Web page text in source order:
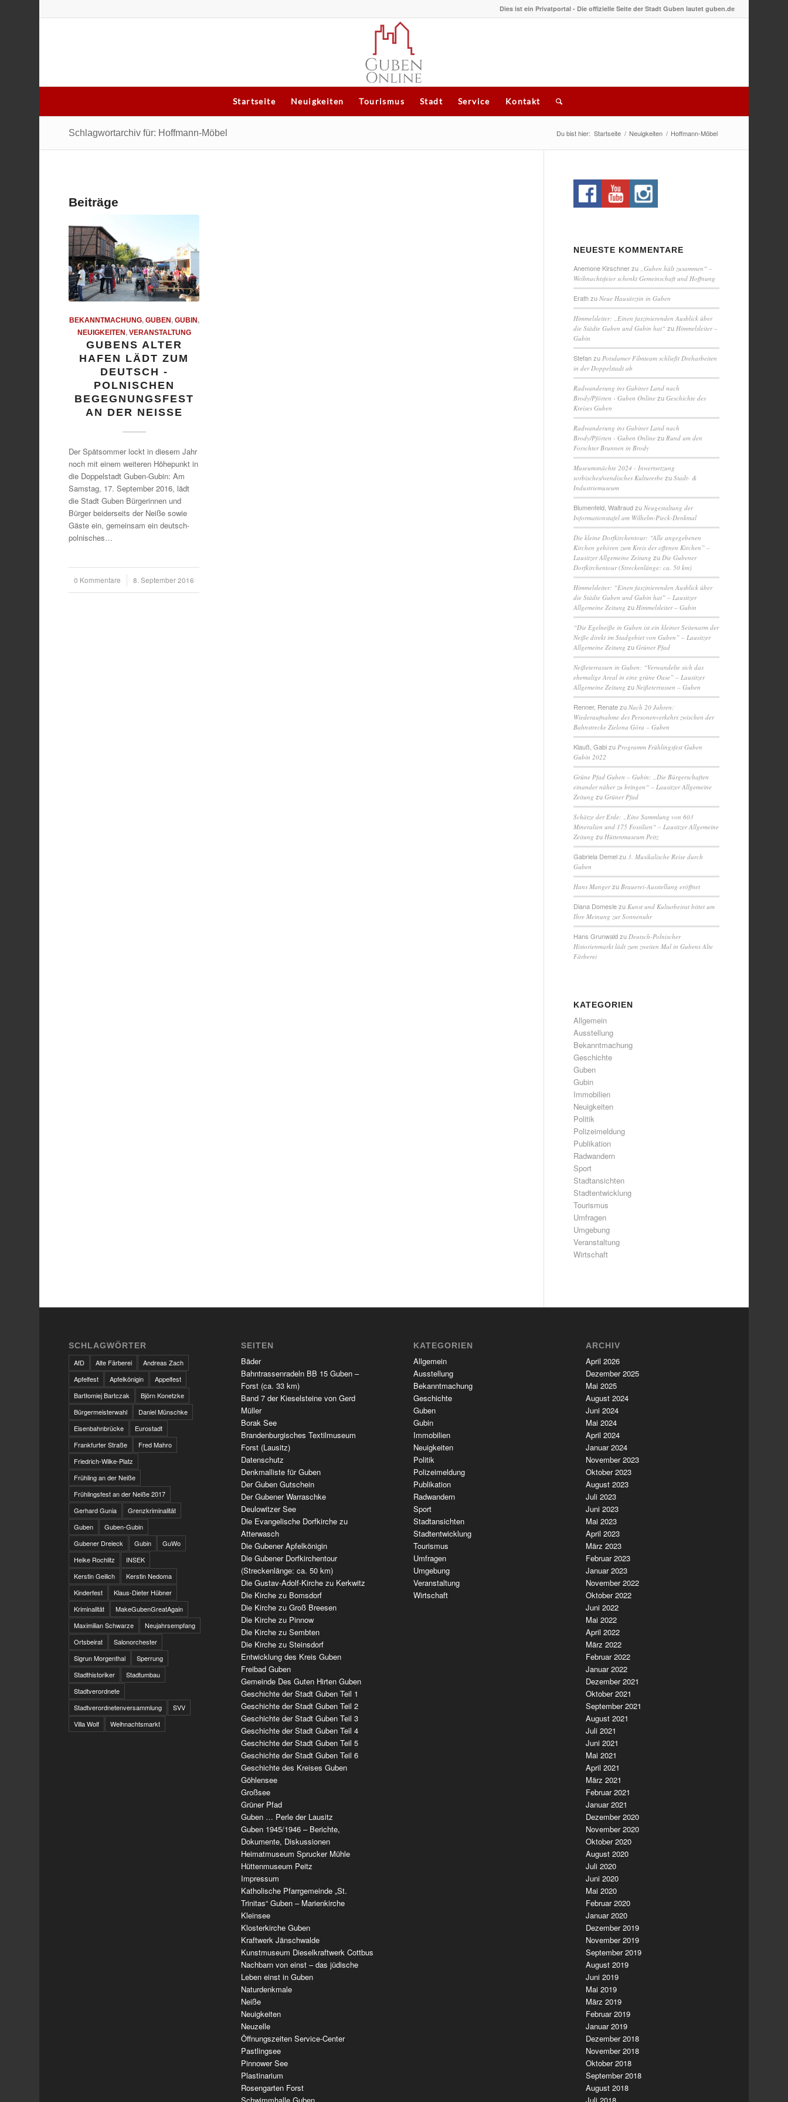
Dies ist ein Privatportal - Die offizielle Seite der Stadt Guben lautet guben.de
Startseite Neuigkeiten Tourismus Stadt Service Kontakt
Schlagwortarchiv für: Hoffmann-Möbel Du bist hier: Startseite / Neuigkeiten / Hoffmann-Möbel
Beiträge
BEKANNTMACHUNG, GUBEN , GUBIN ,
NEUIGKEITEN , VERANSTALTUNG
GUBENS ALTER
HAFEN LÄDT ZUM
DEUTSCH -
POLNISCHEN
BEGEGNUNGSFEST
AN DER NEISSE
Der Spätsommer lockt in diesem Jahr
noch mit einem weiteren Höhepunkt in
die Doppelstadt Guben-Gubin: Am
Samstag, 17. September 2016, lädt
die Stadt Guben Bürgerinnen und
Bürger beiderseits der Neiße sowie
Gäste ein, gemeinsam ein deutsch-
polnisches…
0 Kommentare
/ 8. September 2016
NEUESTE KOMMENTARE
Anemone Kirschnerzu „Guben hält zusammen“ –
Weihnachtsfeier schenkt Gemeinschaft und Hoffnung
ErathzuNeue Hausärztin in Guben
Himmelsleiter: „Einen faszinierenden Ausblick über
die Städte Guben und Gubin hat“ zu Himmelsleiter –
Gubin
Stefanzu Potsdamer Filmteam schließt Dreharbeiten
in der Doppelstadt ab
Radwanderung ins Gubiner Land nach
Brody/Pförten - Guben Online zuGeschichte des
Kreises Guben
Radwanderung ins Gubiner Land nach
Brody/Pförten - Guben Online zu Rund um den
Forschter Brunnen in Brody
Museumsnächte 2024 - Inwertsetzung
sorbisches/wendisches Kulturerbe zuStadt- &
Industriemuseum
Blumenfeld, WaltraudzuNeugestaltung der
Informationstafel am Wilhelm-Pieck-Denkmal
Die kleine Dorfkirchentour: “Alle angegebenen
Kirchen gehören zum Kreis der offenen Kirchen” –
Lausitzer Allgemeine Zeitung zu Die Gubener
Dorfkirchentour (Streckenlänge: ca. 50 km)
Himmelsleiter: “Einen faszinierenden Ausblick über
die Städte Guben und Gubin hat” – Lausitzer
Allgemeine Zeitung zu Himmelsleiter – Gubin
“Die Egelneiße in Guben ist ein kleiner Seitenarm der
Neiße direkt im Stadgebiet von Guben” – Lausitzer
Allgemeine Zeitung zuGrüner Pfad
Neißeterrassen in Guben: “Verwandelte sich das
ehemalige Areal in eine grüne Oase” – Lausitzer
Allgemeine Zeitung zuNeißeterrassen – Guben
Renner, RenatezuNach 20 Jahren:
Wiederaufnahme des Personenverkehrs zwischen der
Bahnstrecke Zielona Góra – Guben
Klauß, Gabizu Programm Frühlingsfest Guben
Gubin 2022
Grüne Pfad Guben – Gubin: „Die Bürgerschaften
einander näher zu bringen“ – Lausitzer Allgemeine
Zeitung zuGrüner Pfad
Schätze der Erde: „Eine Sammlung von 603
Mineralien und 175 Fossilien“ – Lausitzer Allgemeine
Zeitung zu Hüttenmuseum Peitz
Gabriela Demelzu 3. Musikalische Reise durch
Guben
Hans Mangerzu Brauerei-Ausstellung eröffnet
Diana Domeslezu Kunst und Kulturbeirat bittet um
Ihre Meinung zur Sonnenuhr
Hans Grunwaldzu Deutsch-Polnischer
Historienmarkt lädt zum zweiten Mal in Gubens Alte
Färberei
KATEGORIEN
Allgemein
Ausstellung
Bekanntmachung
Geschichte
Guben
Gubin
Immobilien
Neuigkeiten
Politik
Polizeimeldung
Publikation
Radwandern
Sport
Stadtansichten
Stadtentwicklung
Tourismus
Umfragen
Umgebung
Veranstaltung
Wirtschaft
SCHLAGWÖRTER
AfD
Alte Färberei
Andreas Zach
Apfelfest
Apfelkönigin
Appelfest
Bartłomiej Bartczak
Björn Konetzke
Bürgermeisterwahl
Daniel Münschke
Eisenbahnbrücke
Eurostadt
Frankfurter Straße
Fred Mahro
Friedrich-Wilke-Platz
Frühling an der Neiße
Frühlingsfest an der Neiße 2017
Gerhard Gunia
Grenzkriminalität
Guben
Guben-Gubin
Gubener Dreieck
Gubin
GuWo
Heike Rochlitz
INSEK
Kerstin Geilich
Kerstin Nedoma
Kinderfest
Klaus-Dieter Hübner
Kriminalität
MakeGubenGreatAgain
Maximilian Schwarze
Neujahrsempfang
Ortsbeirat
Salonorchester
Sigrun Morgenthal
Sperrung
Stadthistoriker
Stadtumbau
Stadtverordnete
Stadtverordnetenversammlung
SVV
Villa Wolf
Weihnachtsmarkt
SEITEN
Bäder
Bahntrassenradeln BB 15 Guben –
Forst (ca. 33 km)
Band 7 der Kieselsteine von Gerd
Müller
Borak See
Brandenburgisches Textilmuseum
Forst (Lausitz)
Datenschutz
Denkmalliste für Guben
Der Guben Gutschein
Der Gubener Warraschke
Deulowitzer See
Die Evangelische Dorfkirche zu
Atterwasch
Die Gubener Apfelkönigin
Die Gubener Dorfkirchentour
(Streckenlänge: ca. 50 km)
Die Gustav-Adolf-Kirche zu Kerkwitz
Die Kirche zu Bomsdorf
Die Kirche zu Groß Breesen
Die Kirche zu Pinnow
Die Kirche zu Sembten
Die Kirche zu Steinsdorf
Entwicklung des Kreis Guben
Freibad Guben
Gemeinde Des Guten Hirten Guben
Geschichte der Stadt Guben Teil 1
Geschichte der Stadt Guben Teil 2
Geschichte der Stadt Guben Teil 3
Geschichte der Stadt Guben Teil 4
Geschichte der Stadt Guben Teil 5
Geschichte der Stadt Guben Teil 6
Geschichte des Kreises Guben
Göhlensee
Großsee
Grüner Pfad
Guben … Perle der Lausitz
Guben 1945/1946 – Berichte,
Dokumente, Diskussionen
Heimatmuseum Sprucker Mühle
Hüttenmuseum Peitz
Impressum
Katholische Pfarrgemeinde „St.
Trinitas“ Guben – Marienkirche
Kleinsee
Klosterkirche Guben
Kraftwerk Jänschwalde
Kunstmuseum Dieselkraftwerk Cottbus
Nachbarn von einst – das jüdische
Leben einst in Guben
Naturdenkmale
Neiße
Neuigkeiten
Neuzelle
Öffnungszeiten Service-Center
Pastlingsee
Pinnower See
Plastinarium
Rosengarten Forst
KATEGORIEN
Allgemein
Ausstellung
Bekanntmachung
Geschichte
Guben
Gubin
Immobilien
Neuigkeiten
Politik
Polizeimeldung
Publikation
Radwandern
Sport
Stadtansichten
Stadtentwicklung
Tourismus
Umfragen
Umgebung
Veranstaltung
Wirtschaft
ARCHIV
April 2026
Dezember 2025
Mai 2025
August 2024
Juni 2024
Mai 2024
April 2024
Januar 2024
November 2023
Oktober 2023
August 2023
Juli 2023
Juni 2023
Mai 2023
April 2023
März 2023
Februar 2023
Januar 2023
November 2022
Oktober 2022
Juni 2022
Mai 2022
April 2022
März 2022
Februar 2022
Januar 2022
Dezember 2021
Oktober 2021
September 2021
August 2021
Juli 2021
Juni 2021
Mai 2021
April 2021
März 2021
Februar 2021
Januar 2021
Dezember 2020
November 2020
Oktober 2020
August 2020
Juli 2020
Juni 2020
Mai 2020
Februar 2020
Januar 2020
Dezember 2019
November 2019
September 2019
August 2019
Juni 2019
Mai 2019
März 2019
Februar 2019
Januar 2019
Dezember 2018
November 2018
Oktober 2018
September 2018
August 2018